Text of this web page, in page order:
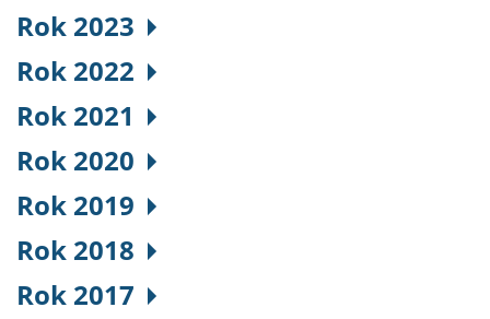
Rok 2023
Rok 2022
Rok 2021
Rok 2020
Rok 2019
Rok 2018
Rok 2017